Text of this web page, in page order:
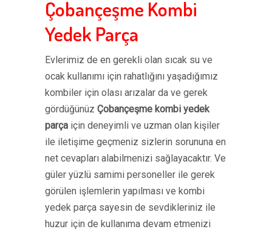
Çobançeşme Kombi
Yedek Parça
Evlerimiz de en gerekli olan sıcak su ve
ocak kullanımı için rahatlığını yaşadığımız
kombiler için olası arızalar da ve gerek
gördüğünüz Çobançeşme kombi yedek
parça için deneyimli ve uzman olan kişiler
ile iletişime geçmeniz sizlerin sorununa en
net cevapları alabilmenizi sağlayacaktır. Ve
güler yüzlü samimi personeller ile gerek
görülen işlemlerin yapılması ve kombi
yedek parça sayesin de sevdikleriniz ile
huzur için de kullanıma devam etmenizi